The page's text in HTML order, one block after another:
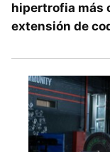
hipertrofia más
extensión de